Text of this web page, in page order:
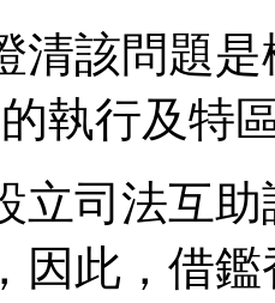
清該問題
執行及特
立司法互
因此，借